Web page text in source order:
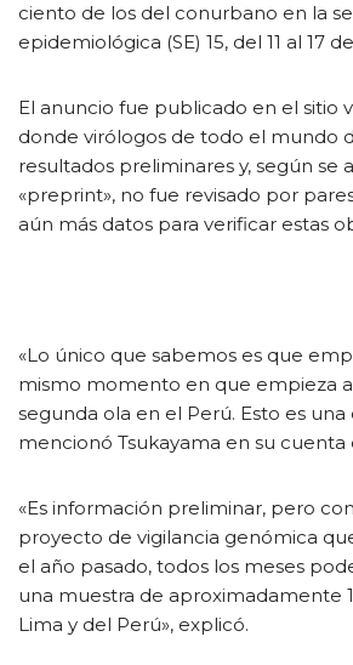
ciento de los del conurbano en la
epidemiológica (SE) 15, del 11 al 17
El anuncio fue publicado en el sitio
donde virólogos de todo el mundo
resultados preliminares y, según se
«preprint», no fue revisado por
aún más datos para verificar estas
«Lo único que sabemos es que
mismo momento en que empieza
segunda ola en el Perú. Esto es una
mencionó Tsukayama en su cuenta
«Es información preliminar, pero
proyecto de vigilancia genómica
el año pasado, todos los meses
una muestra de aproximadamente
Lima y del Perú», explicó.